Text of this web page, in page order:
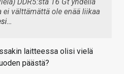
välttämättä ole enää liikaa
laitteessa olisi vielä
päästä?